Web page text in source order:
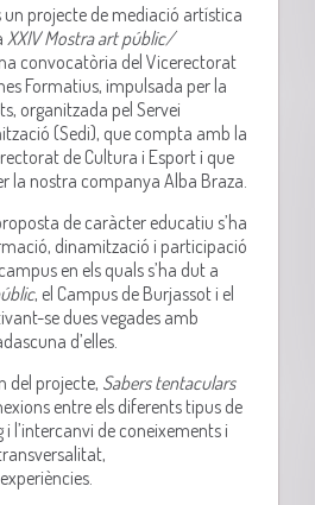
un projecte de mediació artística
XXIV Mostra art públic/
convocatòria del Vicerectorat
Formatius, impulsada per la
organitzada pel Servei
(Sedi), que compta amb la
de Cultura i Esport i que
la nostra companya Alba Braza.
de caràcter educatiu s’ha
dinamització i participació
en els quals s’ha dut a
, el Campus de Burjassot i el
se dues vegades amb
d’elles.
del projecte, Sabers tentaculars
entre els diferents tipus de
l’intercanvi de coneixements i